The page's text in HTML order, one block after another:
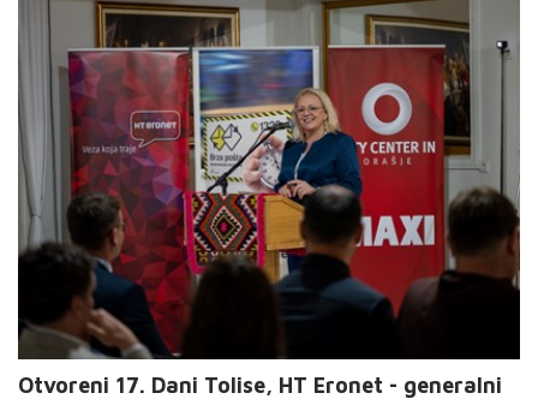
ovog festivala koji počinje sutra u Širokom Brijegu i traje do 14.
listopada. HT Eronet i ove je godine glavni sponzor.
Otvoreni 17. Dani Tolise, HT Eronet - generalni